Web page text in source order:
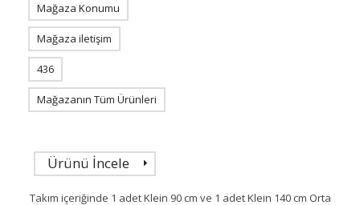
Mağaza Konumu
Mağaza iletişim
436
Mağazanın Tüm Ürünleri
Ürünü İncele
Takım içeriğinde 1 adet Klein 90 cm ve 1 adet Klein 140 cm Orta